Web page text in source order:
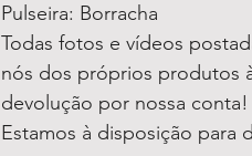
Pulseira: Borracha
Todas fotos e vídeos
nós dos próprios produtos
devolução por nossa conta!
Estamos à disposição para